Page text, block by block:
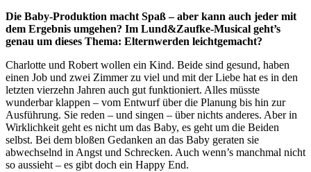
Die Baby-Produktion macht Spaß – aber kann auch jeder mit
dem Ergebnis umgehen? Im Lund&Zaufke-Musical geht’s
genau um dieses Thema: Elternwerden leichtgemacht?
Charlotte und Robert wollen ein Kind. Beide sind gesund, haben
einen Job und zwei Zimmer zu viel und mit der Liebe hat es in den
letzten vierzehn Jahren auch gut funktioniert. Alles müsste
wunderbar klappen – vom Entwurf über die Planung bis hin zur
Ausführung. Sie reden – und singen – über nichts anderes. Aber in
Wirklichkeit geht es nicht um das Baby, es geht um die Beiden
selbst. Bei dem bloßen Gedanken an das Baby geraten sie
abwechselnd in Angst und Schrecken. Auch wenn’s manchmal nicht
so aussieht – es gibt doch ein Happy End.